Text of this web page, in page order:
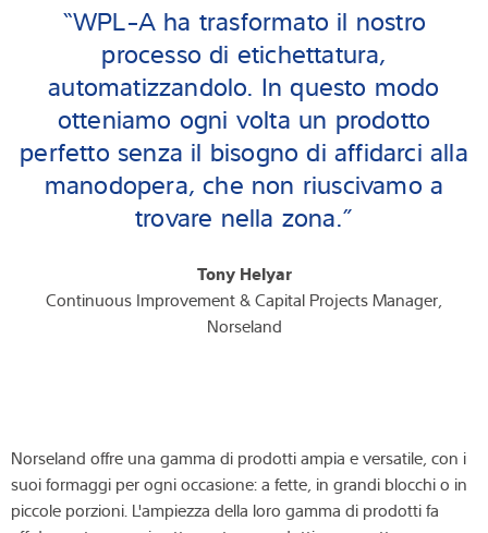
“WPL-A ha trasformato il nostro
processo di etichettatura,
automatizzandolo. In questo modo
otteniamo ogni volta un prodotto
perfetto senza il bisogno di affidarci alla
manodopera, che non riuscivamo a
trovare nella zona.”
Tony Helyar
Continuous Improvement & Capital Projects Manager,
Norseland
Norseland offre una gamma di prodotti ampia e versatile, con i
suoi formaggi per ogni occasione: a fette, in grandi blocchi o in
piccole porzioni. L'ampiezza della loro gamma di prodotti fa